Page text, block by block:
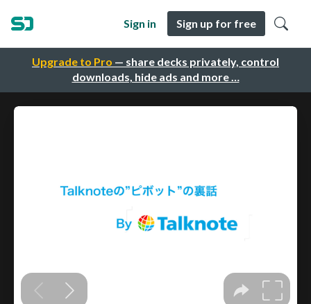
Upgrade to Pro — share decks privately, control
downloads, hide ads and more …
Sign in Sign up for free